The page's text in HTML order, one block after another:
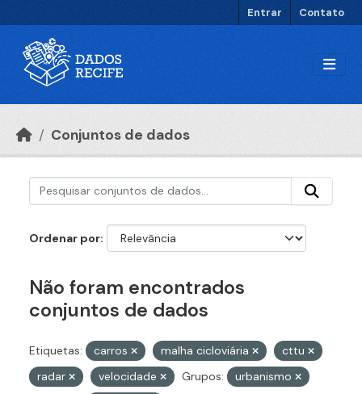
Entrar Contato
Conjuntos de dados
Ordenar por
Não foram encontrados
conjuntos de dados
Etiquetas: carros malha cicloviária
cttu
radar
velocidade Grupos:
urbanismo